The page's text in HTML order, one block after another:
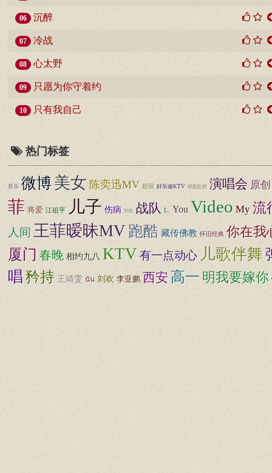
06 沉醉
07 冷战
08 心太野
09 只愿为你守着约
10 只有我自己
热门标签
音乐 微博美女 陈奕迅MV 超级 好乐迪KTV 胡思乱想 演唱会 原创
菲 将爱 江祖平 儿子 伤病 胡歌 战队 L. You Video My 流
人间 王菲暧昧MV 跑酷 藏传佛教 怀旧经典 你在我
厦门 春晚 相约九八 KTV有一点动心 儿歌伴舞
唱矜持 王靖雯 นัน 刘欢 李亚鹏 西安 高一 明我要嫁你